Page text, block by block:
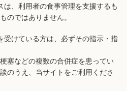
、利用者の食事管理を支援するも
のではありません。
受けている方は、必ずその指示・指
塞などの複数の合併症を患ってい
のうえ、当サイトをご利用くださ